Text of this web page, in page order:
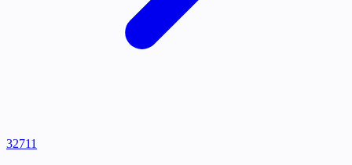
32711